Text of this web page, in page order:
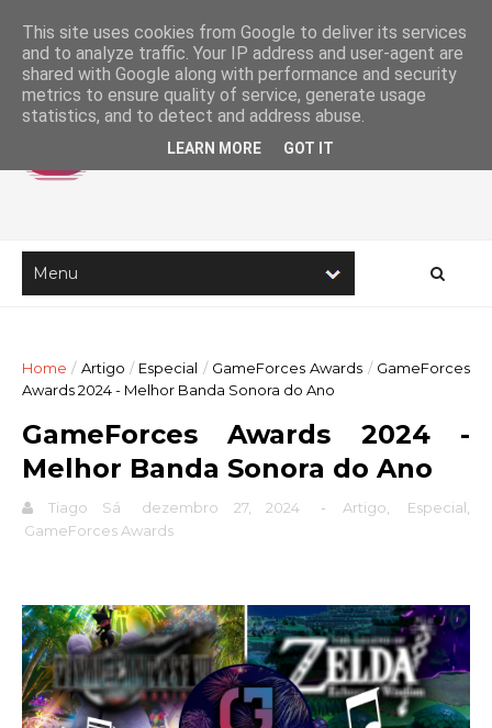
Home / Artigo / Especial / GameForces Awards / GameForces
Awards 2024 - Melhor Banda Sonora do Ano
GameForces Awards 2024 -
Melhor Banda Sonora do Ano
Tiago Sá dezembro 27, 2024 - Artigo Especial
GameForces Awards
This site uses cookies from Google to deliver its services
and to analyze traffic. Your IP address and user-agent are
shared with Google along with performance and security
metrics to ensure quality of service, generate usage
statistics, and to detect and address abuse.
LEARN MORE GOT IT